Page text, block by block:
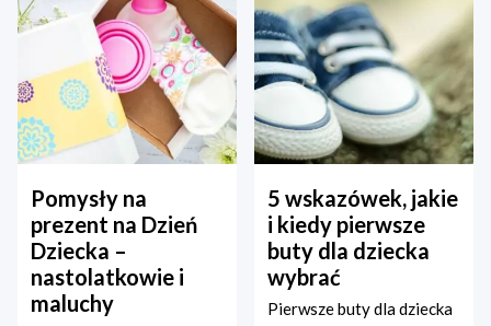
Pomysły na
prezent na Dzień
Dziecka –
nastolatkowie i
maluchy
5 wskazówek, jakie
i kiedy pierwsze
buty dla dziecka
wybrać
Pierwsze buty dla dziecka